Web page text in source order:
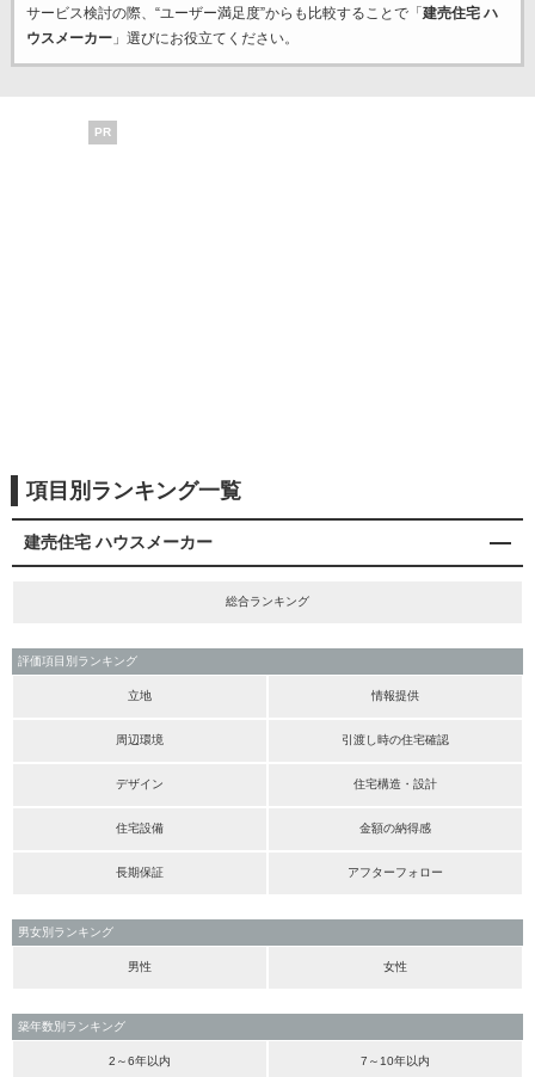
サービス検討の際、“ユーザー満足度”からも比較することで「 建売住宅 ハ
ウスメーカー」選びにお役立てください。
PR
項目別ランキング一覧
建売住宅 ハウスメーカー
総合ランキング
評価項目別ランキング
立地 情報提供
周辺環境 引渡し時の住宅確認
デザイン 住宅構造・設計
住宅設備 金額の納得感
長期保証 アフターフォロー
男女別ランキング
男性 女性
築年数別ランキング
2～6年以内 7～10年以内